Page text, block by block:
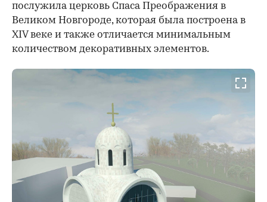
послужила церковь Спаса Преображения в
Великом Новгороде, которая была построена в
XIV веке и также отличается минимальным
количеством декоративных элементов.